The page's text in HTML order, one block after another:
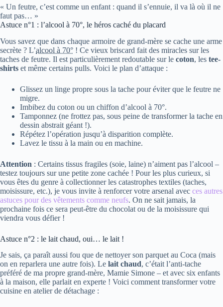
« Un feutre, c’est comme un enfant : quand il s’ennuie, il va là où il ne
faut pas… »
Astuce n°1 : l’alcool à 70°, le héros caché du placard
Vous savez que dans chaque armoire de grand-mère se cache une arme
secrète ? L’alcool à 70° ! Ce vieux briscard fait des miracles sur les
taches de feutre. Il est particulièrement redoutable sur le coton, les tee-
shirts et même certains pulls. Voici le plan d’attaque :
Glissez un linge propre sous la tache pour éviter que le feutre ne
migre.
Imbibez du coton ou un chiffon d’alcool à 70°.
Tamponnez (ne frottez pas, sous peine de transformer la tache en
dessin abstrait géant !).
Répétez l’opération jusqu’à disparition complète.
Lavez le tissu à la main ou en machine.
Attention : Certains tissus fragiles (soie, laine) n’aiment pas l’alcool –
testez toujours sur une petite zone cachée ! Pour les plus curieux, si
vous êtes du genre à collectionner les catastrophes textiles (taches,
moisissure, etc.), je vous invite à renforcer votre arsenal avec ces autres
astuces pour des vêtements comme neufs. On ne sait jamais, la
prochaine fois ce sera peut-être du chocolat ou de la moisissure qui
viendra vous défier !
Astuce n°2 : le lait chaud, oui… le lait !
Je sais, ça paraît aussi fou que de nettoyer son parquet au Coca (mais
on en reparlera une autre fois). Le lait chaud, c’était l’anti-tache
préféré de ma propre grand-mère, Mamie Simone – et avec six enfants
à la maison, elle parlait en experte ! Voici comment transformer votre
cuisine en atelier de détachage :